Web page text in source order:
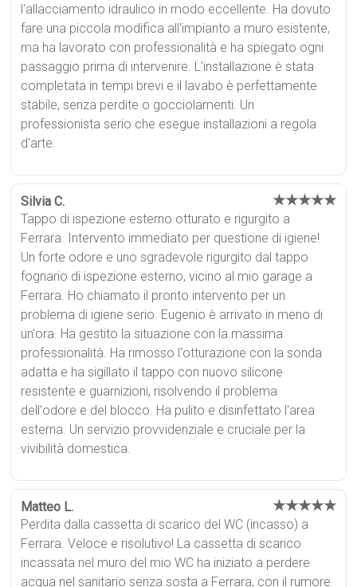
l'allacciamento idraulico in modo eccellente. Ha dovuto
fare una piccola modifica all'impianto a muro esistente,
ma ha lavorato con professionalità e ha spiegato ogni
passaggio prima di intervenire. L'installazione è stata
completata in tempi brevi e il lavabo è perfettamente
stabile, senza perdite o gocciolamenti. Un
professionista serio che esegue installazioni a regola
d'arte.
Silvia C. ★★★★★
Tappo di ispezione esterno otturato e rigurgito a
Ferrara. Intervento immediato per questione di igiene!
Un forte odore e uno sgradevole rigurgito dal tappo
fognario di ispezione esterno, vicino al mio garage a
Ferrara. Ho chiamato il pronto intervento per un
problema di igiene serio. Eugenio è arrivato in meno di
un'ora. Ha gestito la situazione con la massima
professionalità. Ha rimosso l'otturazione con la sonda
adatta e ha sigillato il tappo con nuovo silicone
resistente e guarnizioni, risolvendo il problema
dell'odore e del blocco. Ha pulito e disinfettato l'area
esterna. Un servizio provvidenziale e cruciale per la
vivibilità domestica.
Matteo L. ★★★★★
Perdita dalla cassetta di scarico del WC (incasso) a
Ferrara. Veloce e risolutivo! La cassetta di scarico
incassata nel muro del mio WC ha iniziato a perdere
acqua nel sanitario senza sosta a Ferrara, con il rumore